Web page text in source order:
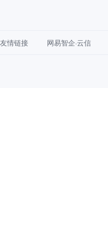
友情链接 网易智企·云信